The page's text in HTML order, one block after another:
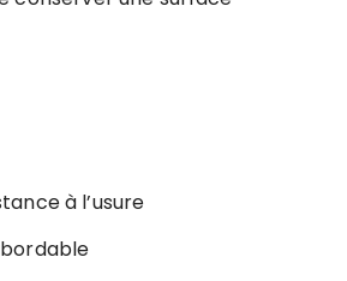
à l’usure